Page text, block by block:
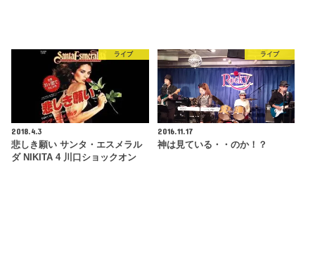
ライブ
2018.4.3
悲しき願い サンタ・エスメラル
ダ NIKITA 4 川口ショックオン
ライブ
2016.11.17
神は見ている・・のか！？